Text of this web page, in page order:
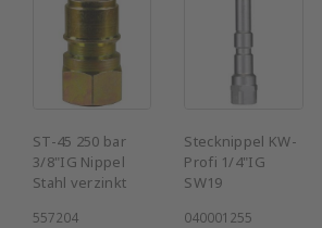
ST-45 250 bar
3/8"IG Nippel
Stahl verzinkt
557204
Stecknippel KW-
Profi 1/4"IG
SW19
040001255